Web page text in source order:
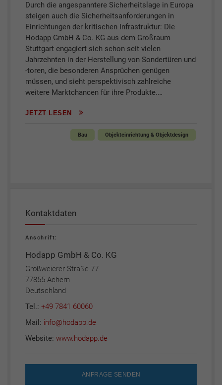
Durch die angespanntere Sicherheitslage in Europa
steigen auch die Sicherheitsanforderungen in
Einrichtungen der kritischen Infrastruktur: Die
Hodapp GmbH & Co. KG aus dem Großraum
Stuttgart engagiert sich schon seit vielen
Jahrzehnten in der Herstellung von Sondertüren und
-toren, die besonderen Ansprüchen genügen
müssen, und sieht perspektivisch zahlreiche
weitere Marktchancen für ihre Produkte.…
JETZT LESEN
Bau Objekteinrichtung & Objektdesign
Kontaktdaten
Anschrift:
Hodapp GmbH & Co. KG
Großweierer Straße 77
77855 Achern
Deutschland
Tel.: +49 7841 60060
Mail: info@hodapp.de
Website: www.hodapp.de
ANFRAGE SENDEN